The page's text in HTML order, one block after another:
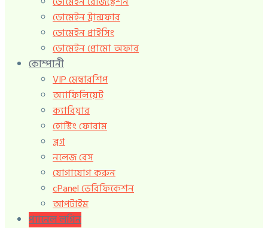
ডোমেইন ট্রান্সফার
ডোমেইন প্রাইসিং
ডোমেইন প্রোমো অফার
কোম্পানী
VIP মেম্বারশিপ
অ্যাফিলিয়েট
ক্যারিয়ার
হোস্টিং ফোরাম
ব্লগ
নলেজ বেস
যোগাযোগ করুন
cPanel ভেরিফিকেশন
আপটাইম
প্যানেল লগিন